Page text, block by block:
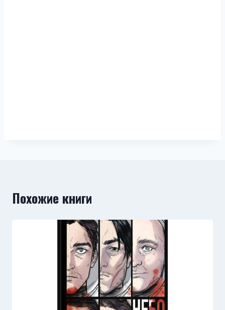
Похожие книги